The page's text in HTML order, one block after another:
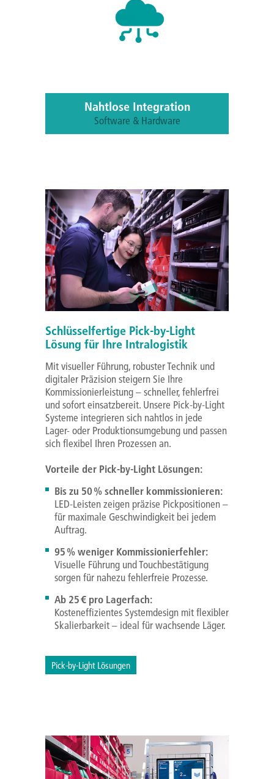
Kommissionleistung um bis zu 50%.
Nahtlose Integration
Software & Hardware
Schlüsselfertige Pick-by-Light
Lösung für Ihre Intralogistik
Mit visueller Führung, robuster Technik und
digitaler Präzision steigern Sie Ihre
Kommissionierleistung – schneller, fehlerfrei
und sofort einsatzbereit. Unsere Pick-by-Light
Systeme integrieren sich nahtlos in jede
Lager- oder Produktionsumgebung und passen
sich flexibel Ihren Prozessen an.
Vorteile der Pick-by-Light Lösungen:
Bis zu 50 % schneller kommissionieren:
LED-Leisten zeigen präzise Pickpositionen –
für maximale Geschwindigkeit bei jedem
Auftrag.
95 % weniger Kommissionierfehler:
Visuelle Führung und Touchbestätigung
sorgen für nahezu fehlerfreie Prozesse.
Ab 25 € pro Lagerfach:
Kosteneffizientes Systemdesign mit flexibler
Skalierbarkeit – ideal für wachsende Läger.
Pick-by-Light Lösungen